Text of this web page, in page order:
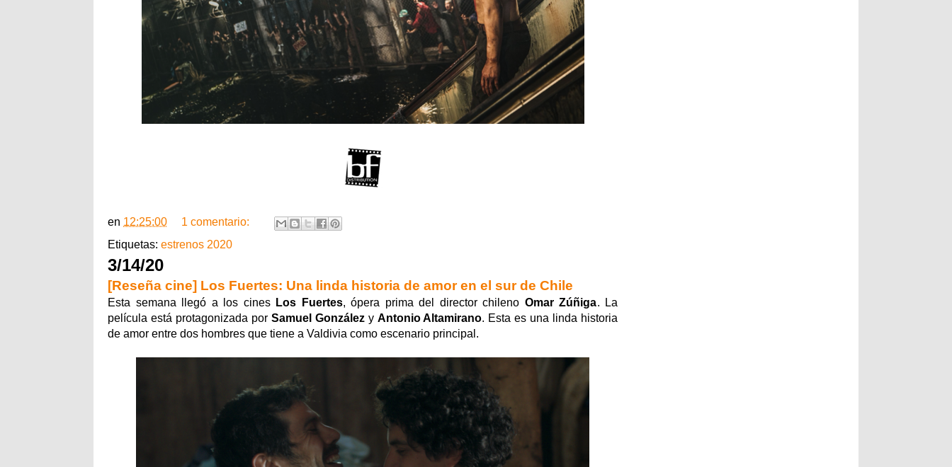
en 12:25:00
1 comentario:
Etiquetas: estrenos 2020
3/14/20
[Reseña cine] Los Fuertes: Una linda historia de amor en el sur de Chile
Esta semana llegó a los cines Los Fuertes, ópera prima del director chileno Omar Zúñiga. La
película está protagonizada por Samuel Gonzálezy Antonio Altamirano. Esta es una linda historia
de amor entre dos hombres que tiene a Valdivia como escenario principal.